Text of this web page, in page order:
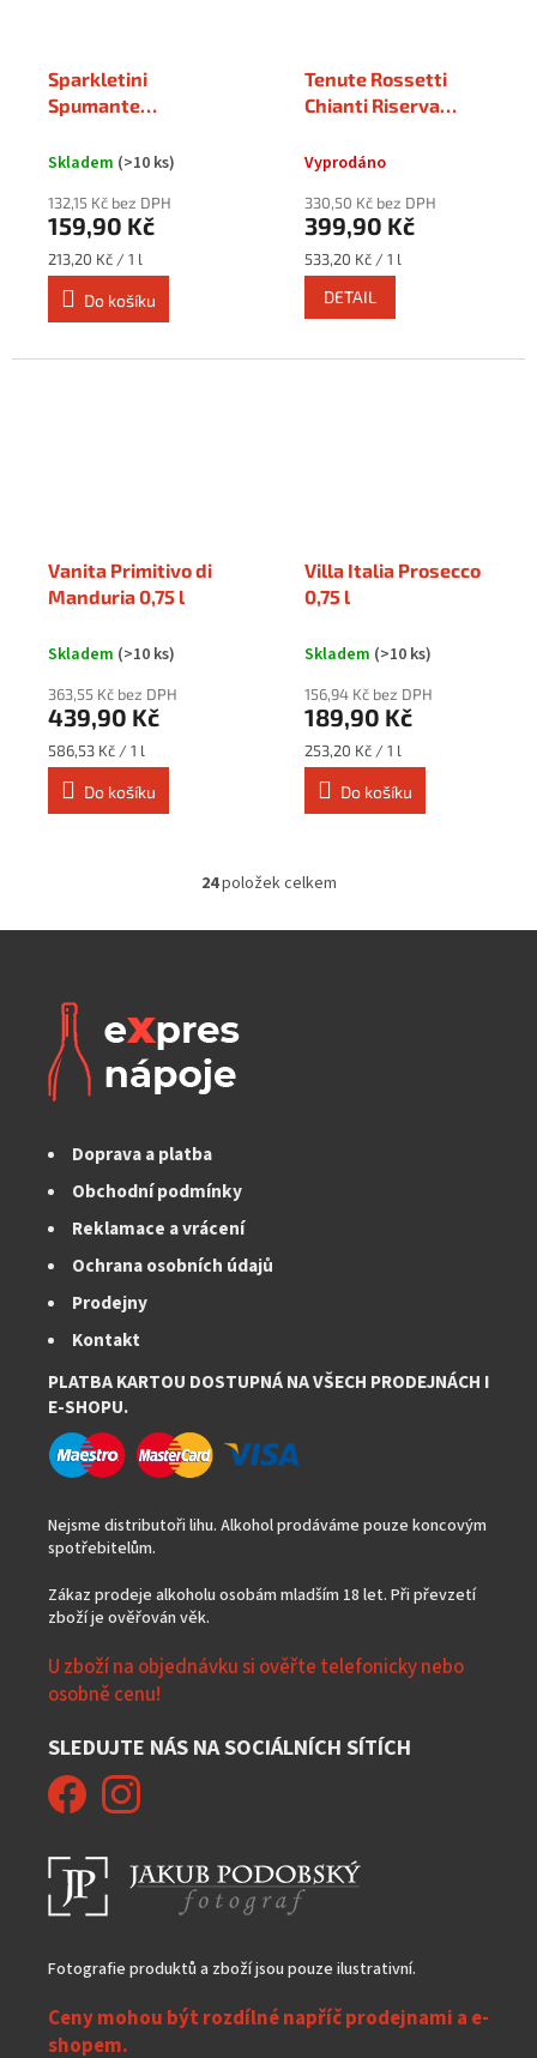
Sparkletini
Spumante
Skladem (>10 ks)
132,15 Kč bez DPH
159,90 Kč
Měrná
cena:
213,20 Kč / 1 l
Do košíku
Tenute Rossetti
Chianti Riserva
0,75 l
Vyprodáno
330,50 Kč bez DPH
399,90 Kč
Měrná
cena:
533,20 Kč / 1 l
DETAIL
Vanita Primitivo di
Manduria 0,75 l
Skladem (>10 ks)
363,55 Kč bez DPH
439,90 Kč
Měrná
cena:
586,53 Kč / 1 l
Do košíku
Villa Italia Prosecco
0,75 l
Skladem (>10 ks)
156,94 Kč bez DPH
189,90 Kč
Měrná
cena:
253,20 Kč / 1 l
Do košíku
O
l
i
s
24položek celkem
Doprava a platba
Obchodní podmínky
Reklamace a vrácení
Ochrana osobních údajů
Prodejny
Kontakt
PLATBA KARTOU DOSTUPNÁ NA VŠECH PRODEJNÁCH I
E-SHOPU.
Nejsme distributoři lihu. Alkohol prodáváme pouze koncovým
spotřebitelům.
Zákaz prodeje alkoholu osobám mladším 18 let. Při převzetí
zboží je ověřován věk.
U zboží na objednávku si ověřte telefonicky nebo
osobně cenu!
SLEDUJTE NÁS NA SOCIÁLNÍCH SÍTÍCH
Fotografie produktů a zboží jsou pouze ilustrativní.
Ceny mohou být rozdílné napříč prodejnami a e-
shopem.